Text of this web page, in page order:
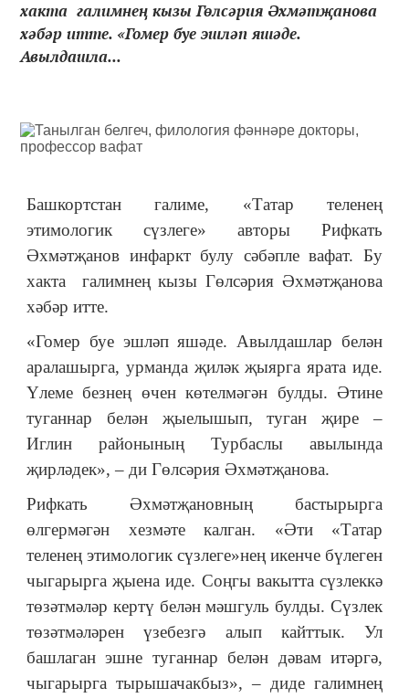
хакта галимнең кызы Гөлсәрия Әхмәтҗанова
хәбәр итте. «Гомер буе эшләп яшәде.
Авылдашла...
Башкортстан галиме, «Татар теленең
этимологик сүзлеге» авторы Рифкать
Әхмәтҗанов инфаркт булу сәбәпле вафат. Бу
хакта галимнең кызы Гөлсәрия Әхмәтҗанова
хәбәр итте.
«Гомер буе эшләп яшәде. Авылдашлар белән
аралашырга, урманда җиләк җыярга ярата иде.
Үлеме безнең өчен көтелмәгән булды. Әтине
туганнар белән җыелышып, туган җире –
Иглин районының Турбаслы авылында
җирләдек», – ди Гөлсәрия Әхмәтҗанова.
Рифкать Әхмәтҗановның бастырырга
өлгермәгән хезмәте калган. «Әти «Татар
теленең этимологик сүзлеге»нең икенче бүлеген
чыгарырга җыена иде. Соңгы вакытта сүзлеккә
төзәтмәләр кертү белән мәшгуль булды. Сүзлек
төзәтмәләрен үзебезгә алып кайттык. Ул
башлаган эшне туганнар белән дәвам итәргә,
чыгарырга тырышачакбыз», – диде галимнең